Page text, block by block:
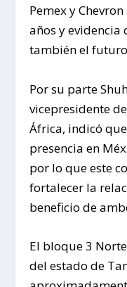
Pemex y
años y evidencia
también el
Por su parte
vicepresidente
África, indicó
presencia en
por lo que este
fortalecer la
beneficio de
El bloque 3
del estado de